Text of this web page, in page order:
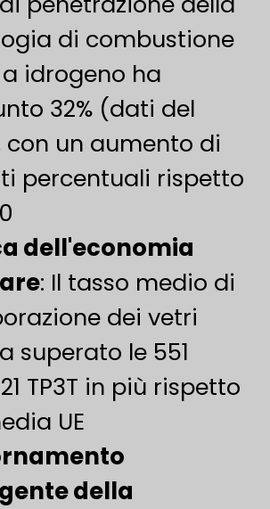
di combustione
idrogeno ha
32% (dati del
con un aumento di
percentuali rispetto
dell'economia
​: Il tasso medio di
dei vetri
superato le 551
TP3T in più rispetto
UE
della